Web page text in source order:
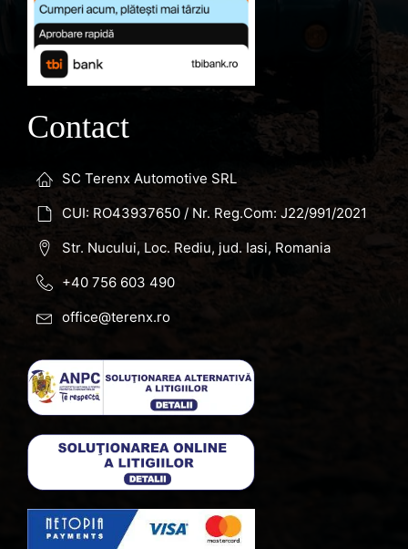
Contact
SC Terenx Automotive SRL
CUI: RO43937650 / Nr. Reg.Com: J22/991/2021
Str. Nucului, Loc. Rediu, jud. Iasi, Romania
+40 756 603 490
office@terenx.ro